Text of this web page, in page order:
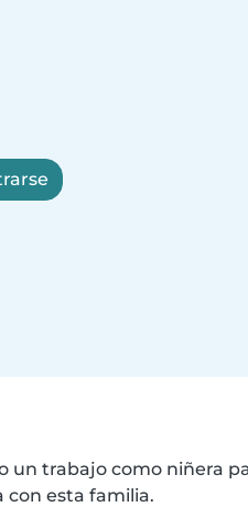
un trabajo como niñera
con esta familia.